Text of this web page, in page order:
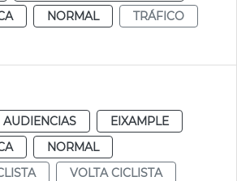
NORMAL
TRÁFICO
EIXAMPLE
NORMAL
VOLTA CICLISTA